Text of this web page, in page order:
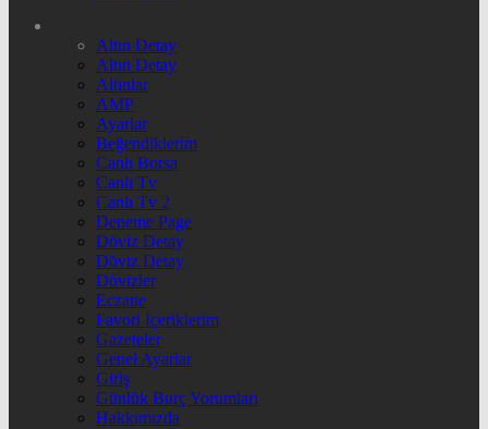
Altın Detay
Altın Detay
Altınlar
AMP
Ayarlar
Beğendiklerim
Canlı Borsa
Canlı Tv
Canlı Tv 2
Deneme Page
Döviz Detay
Döviz Detay
Dövizler
Eczane
Favori İçeriklerim
Gazeteler
Genel Ayarlar
Giriş
Günlük Burç Yorumları
Hakkımızda